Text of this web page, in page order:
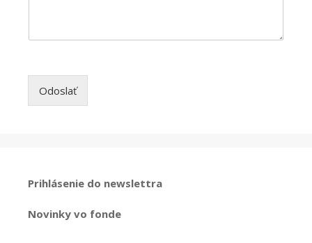
Odoslať
Prihlásenie do newslettra
Novinky vo fonde